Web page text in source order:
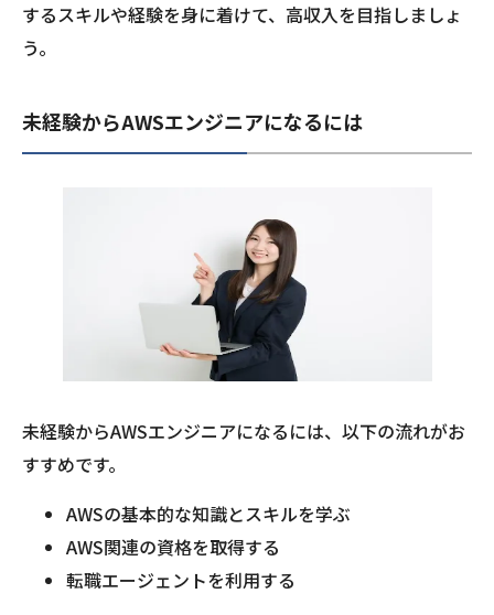
するスキルや経験を身に着けて、高収入を目指しましょ
う。
未経験からAWSエンジニアになるには
未経験からAWSエンジニアになるには、以下の流れがお
すすめです。
AWSの基本的な知識とスキルを学ぶ
AWS関連の資格を取得する
転職エージェントを利用する